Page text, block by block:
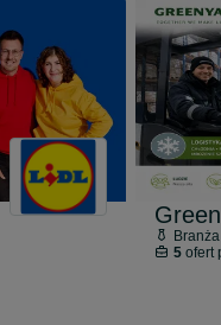
5ofert